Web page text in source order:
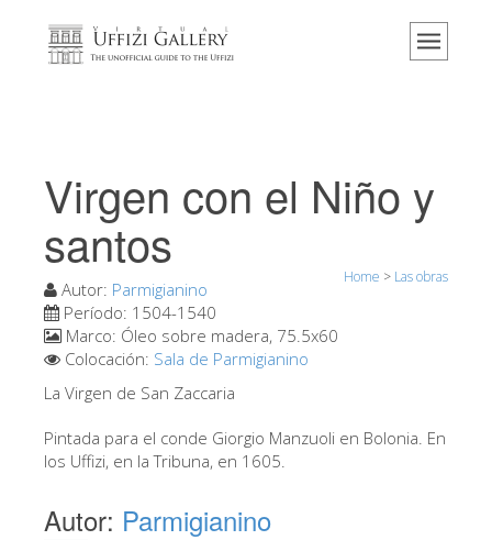
Home
Eventos y exposiciones
Los comentarios de los visitantes
Visite los Uffizi
Reserve ahora
Visita virtual
Las obras
Las salas
Los Artistas
Virgen con el Niño y
santos
Home > Las obras
Autor: Parmigianino
Período: 1504-1540
Marco: Óleo sobre madera, 75.5x60
Colocación: Sala de Parmigianino
La Virgen de San Zaccaria
Pintada para el conde Giorgio Manzuoli en Bolonia. En
los Uffizi, en la Tribuna, en 1605.
Autor: Parmigianino